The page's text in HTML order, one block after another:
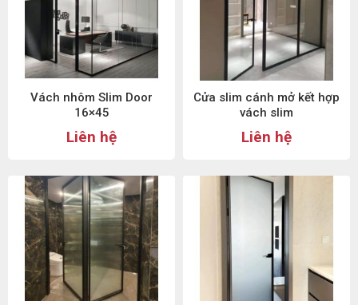
Vách nhôm Slim Door
16×45
Liên hệ
Cửa slim cánh mở kết hợp
vách slim
Liên hệ